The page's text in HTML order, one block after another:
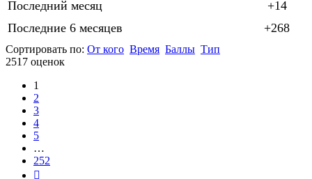
Последний месяц
+14
Последние 6 месяцев
+268
Сортировать по: От кого Время Баллы Тип
2517 оценок
1
2
3
4
5
…
252